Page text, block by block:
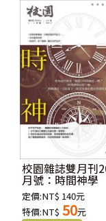
校園雜誌雙月刊
月號：時間神學
定價:NT$ 140元
特價:NT$ 50元